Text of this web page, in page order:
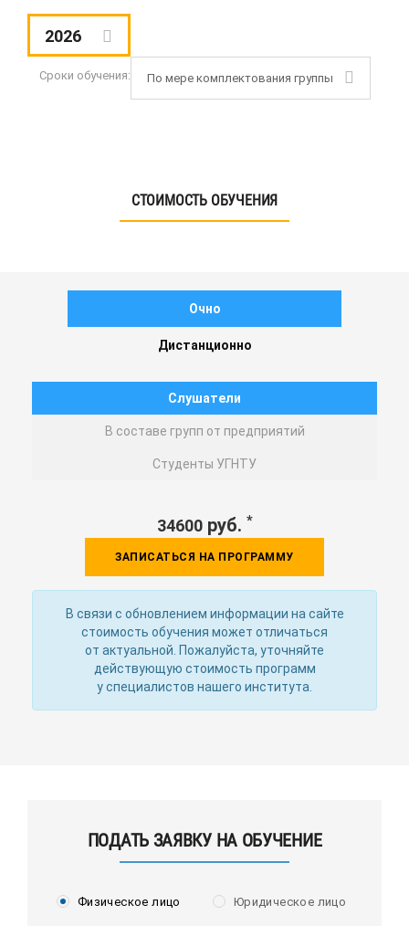
2026
Сроки обучения: По мере комплектования группы
СТОИМОСТЬ ОБУЧЕНИЯ
Очно
Дистанционно
Слушатели
В составе групп от предприятий
Студенты УГНТУ
34600руб. *
ЗАПИСАТЬСЯ НА ПРОГРАММУ
В связи с обновлением информации на сайте
стоимость обучения может отличаться
от актуальной. Пожалуйста, уточняйте
действующую стоимость программ
у специалистов нашего института.
ПОДАТЬ ЗАЯВКУ НА ОБУЧЕНИЕ
Физическое лицо Юридическое лицо